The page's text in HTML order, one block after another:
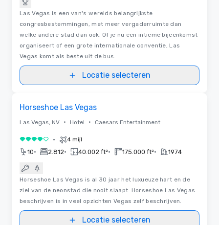
Las Vegas is een van's werelds belangrijkste
congresbestemmingen, met meer vergaderruimte dan
welke andere stad dan ook. Of je nu een intieme bijeenkomst
organiseert of een grote internationale conventie, Las
Vegas komt als beste uit de bus.
Locatie selecteren
Horseshoe Las Vegas
Las Vegas, NV • Hotel • Caesars Entertainment
4 van 5 • 4 mijl
10• 2.812• 40.002 ft²• 175.000 ft²• 1974
Horseshoe Las Vegas is al 30 jaar het luxueuze hart en de
ziel van de neonstad die nooit slaapt. Horseshoe Las Vegas
beschrijven is in veel opzichten Vegas zelf beschrijven.
Locatie selecteren